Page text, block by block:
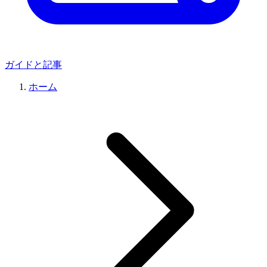
ガイドと記事
ホーム